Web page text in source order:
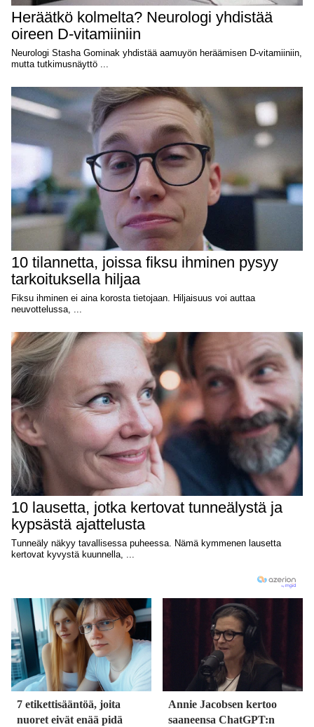
7 etikettisääntöä, joita
nuoret eivät enää pidä
Annie Jacobsen kertoo
saaneensa ChatGPT:n